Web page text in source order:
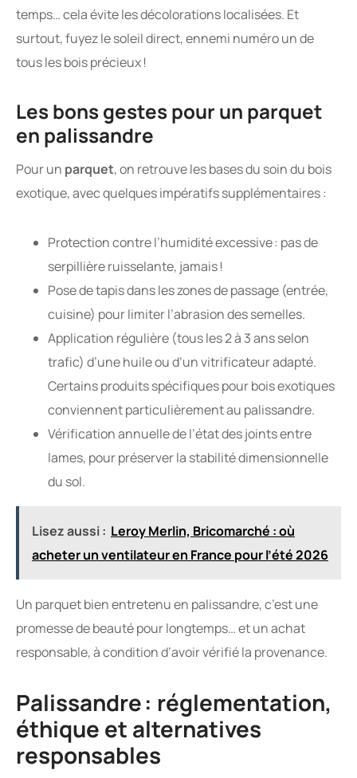
temps… cela évite les décolorations localisées. Et
surtout, fuyez le soleil direct, ennemi numéro un de
tous les bois précieux !
Les bons gestes pour un parquet
en palissandre
Pour un parquet, on retrouve les bases du soin du bois
exotique, avec quelques impératifs supplémentaires :
Protection contre l’humidité excessive : pas de
serpillière ruisselante, jamais !
Pose de tapis dans les zones de passage (entrée,
cuisine) pour limiter l’abrasion des semelles.
Application régulière (tous les 2 à 3 ans selon
trafic) d’une huile ou d’un vitrificateur adapté.
Certains produits spécifiques pour bois exotiques
conviennent particulièrement au palissandre.
Vérification annuelle de l’état des joints entre
lames, pour préserver la stabilité dimensionnelle
du sol.
Lisez aussi : Leroy Merlin, Bricomarché : où
acheter un ventilateur en France pour l’été 2026
Un parquet bien entretenu en palissandre, c’est une
promesse de beauté pour longtemps… et un achat
responsable, à condition d’avoir vérifié la provenance.
Palissandre : réglementation,
éthique et alternatives
responsables